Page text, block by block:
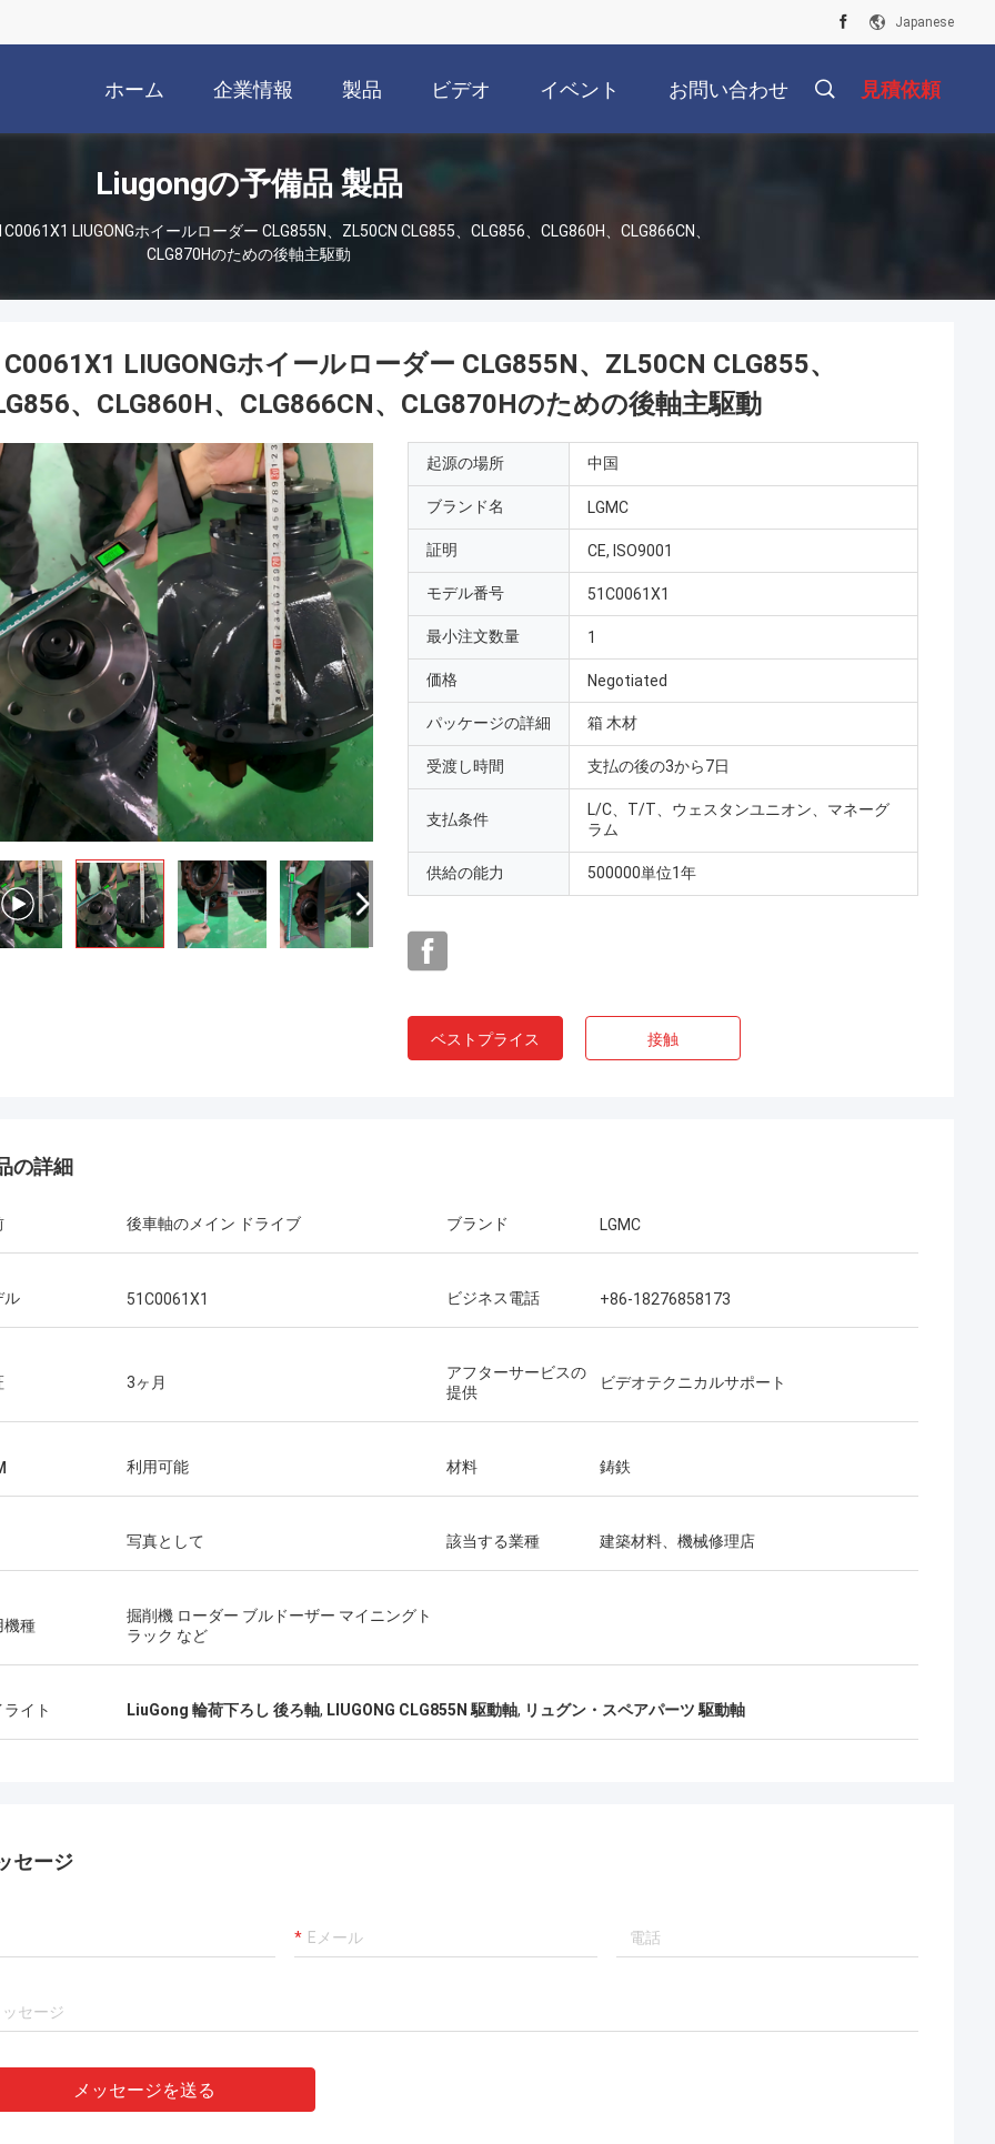
Japanese
ホーム 企業情報 製品 ビデオ イベント お問い合わせ 見積依頼
Liugongの予備品 製品
LIUGONGホイールローダー CLG855N、ZL50CN CLG855、CLG856、CLG860H、CLG866CN、
CLG870Hのための後軸主駆動
LIUGONGホイールローダー CLG855N、ZL50CN CLG855、
、CLG860H、CLG866CN、CLG870Hのための後軸主駆動
起源の場所 中国
ブランド名 LGMC
証明 CE, ISO9001
モデル番号 51C0061X1
最小注文数量 1
価格 Negotiated
パッケージの詳細 箱 木材
受渡し時間 支払の後の3から7日
支払条件
L/C、T/T、ウェスタンユニオン、マネーグ
ラム
供給の能力 500000単位1年
ベストプライス 接触
の詳細
後車軸のメイン ドライブ ブランド LGMC
ル 51C0061X1 ビジネス電話 +86-18276858173
3ヶ月
アフターサービスの
提供
ビデオテクニカルサポート
利用可能 材料 鋳鉄
写真として 該当する業種 建築材料、機械修理店
機種
掘削機 ローダー ブルドーザー マイニングト
ラック など
イト LiuGong 輪荷下ろし 後ろ軸, LIUGONG CLG855N 駆動軸, リュグン・スペアパーツ 駆動軸
セージ
メッセージを送る